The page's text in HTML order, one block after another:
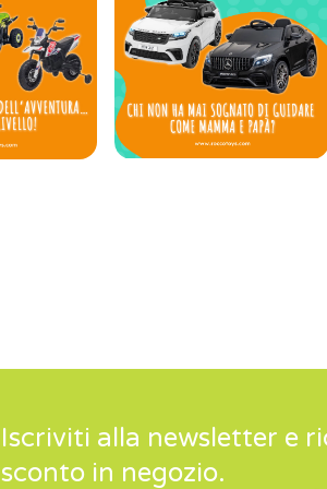
Iscriviti alla newsletter e
sconto in negozio.